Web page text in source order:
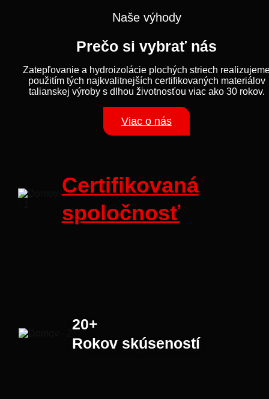
Naše výhody
Prečo si vybrať nás
Zatepľovanie a hydroizolácie plochých striech
použitím tých najkvalitnejších certifikovaných materiálov
talianskej výroby s dlhou životnosťou viac ako 30 rokov.
Viac o nás
Certifikovaná
spoločnosť
20+
Rokov skúseností